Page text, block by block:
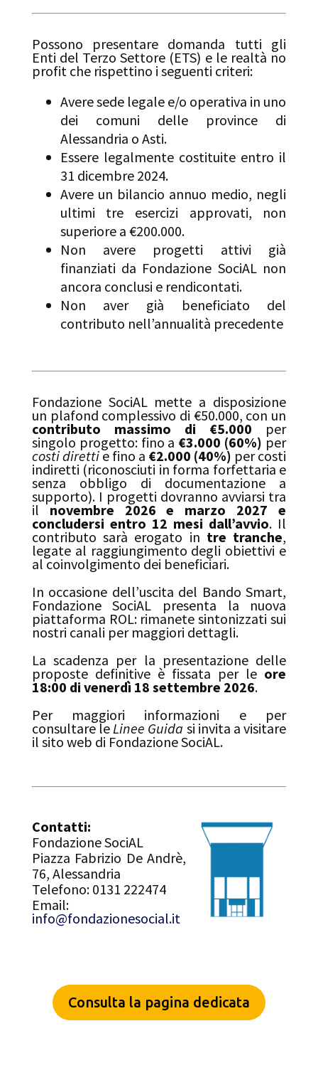
Possono presentare domanda tutti gli
Enti del Terzo Settore (ETS) e le realtà no
profit che rispettino i seguenti criteri:
Avere sede legale e/o operativa in uno
dei comuni delle province di
Alessandria o Asti.
Essere legalmente costituite entro il
31 dicembre 2024.
Avere un bilancio annuo medio, negli
ultimi tre esercizi approvati, non
superiore a €200.000.
Non avere progetti attivi già
finanziati da Fondazione SociAL non
ancora conclusi e rendicontati.
Non aver già beneficiato del
contributo nell’annualità precedente
Fondazione SociAL mette a disposizione
un plafond complessivo di €50.000, con un
contributo massimo di €5.000 per
singolo progetto: fino a €3.000 (60%) per
costi direttie fino a €2.000 (40%) per costi
indiretti (riconosciuti in forma forfettaria e
senza obbligo di documentazione a
supporto). I progetti dovranno avviarsi tra
il novembre 2026 e marzo 2027 e
concludersi entro 12 mesi dall’avvio. Il
contributo sarà erogato in tre tranche,
legate al raggiungimento degli obiettivi e
al coinvolgimento dei beneficiari.
In occasione dell’uscita del Bando Smart,
Fondazione SociAL presenta la nuova
piattaforma ROL: rimanete sintonizzati sui
nostri canali per maggiori dettagli.
La scadenza per la presentazione delle
proposte definitive è fissata per le ore
18:00 di venerdì 18 settembre 2026.
Per maggiori informazioni e per
consultare leLinee Guida si invita a visitare
il sito web di Fondazione SociAL.
Contatti:
Fondazione SociAL
Piazza Fabrizio De Andrè,
76, Alessandria
Telefono: 0131 222474
Email:
info@fondazionesocial.it
Consulta la pagina dedicata